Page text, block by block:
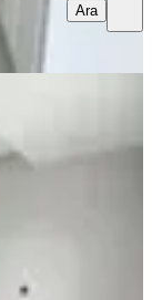
Ara
Mutfak